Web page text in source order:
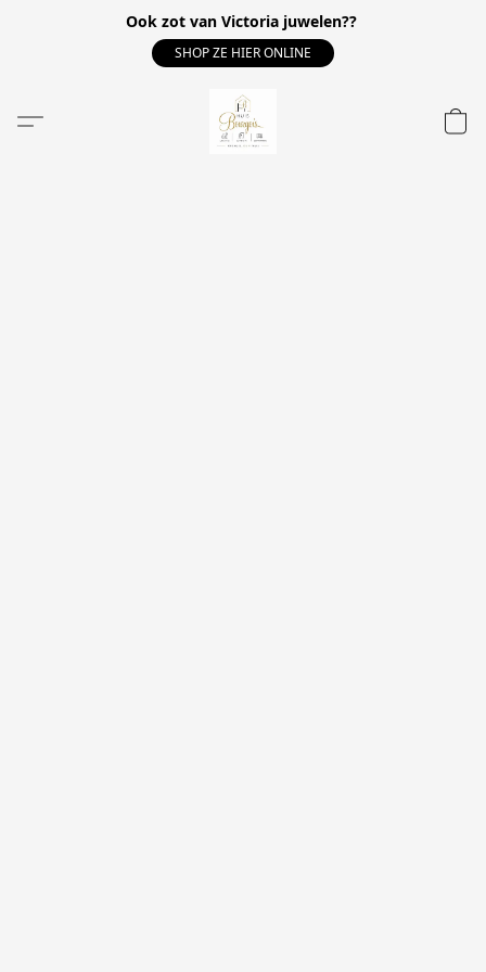
Ook zot van Victoria juwelen??
SHOP ZE HIER ONLINE